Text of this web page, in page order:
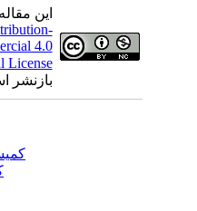
این
4.0
License
بازنشر